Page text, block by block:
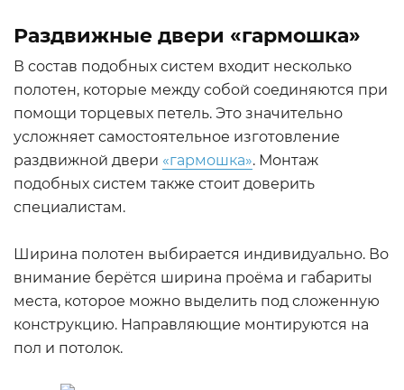
Раздвижные двери «гармошка»
В состав подобных систем входит несколько
полотен, которые между собой соединяются при
помощи торцевых петель. Это значительно
усложняет самостоятельное изготовление
раздвижной двери «гармошка». Монтаж
подобных систем также стоит доверить
специалистам.
Ширина полотен выбирается индивидуально. Во
внимание берётся ширина проёма и габариты
места, которое можно выделить под сложенную
конструкцию. Направляющие монтируются на
пол и потолок.